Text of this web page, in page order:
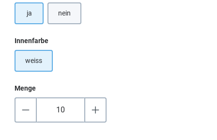
ja nein
Innenfarbeauswählen
weiss
Menge